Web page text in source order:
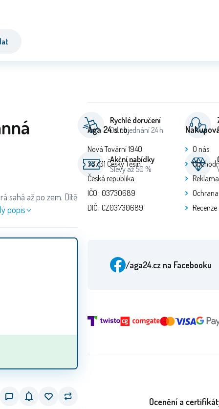
sahá až po zem. Dítě
popis
Rychlé doručení
Od objednání 24 h
Akční nabídky
Slevy až 50 %
Aga 24 s.r.o.
Nová Tovární 1940
73701 Český Těšín
Česká republika
IČO: 03730689
DIČ: CZ03730689
O nás
Recenze
/aga24.cz na Facebooku
Ocenění a